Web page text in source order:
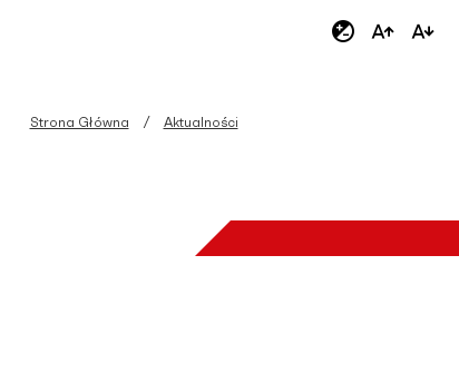
Strona Główna Aktualności